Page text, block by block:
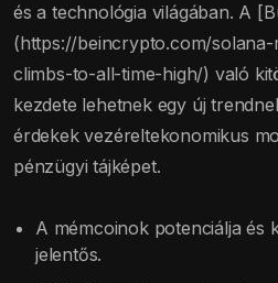
és a technológia világában. A
(https://beincrypto.com/
climbs-to-all-time-high/) való
kezdete lehetnek egy új
érdekek vezéreltekonomikus
pénzügyi tájképet.
A mémcoinok potenciálja és
jelentős.